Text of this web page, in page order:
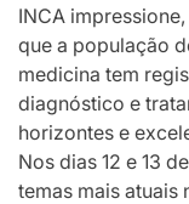
INCA
que a população
medicina tem
diagnóstico e
horizontes e
Nos dias 12 e 13
temas mais atuais